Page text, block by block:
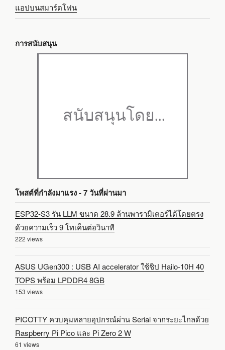
แอปบนสมาร์ตโฟน
การสนับสนุน
โพสต์ที่กำลังมาแรง - 7 วันที่ผ่านมา
ESP32-S3 รัน LLM ขนาด 28.9 ล้านพารามิเตอร์ได้โดยตรง
ด้วยความเร็ว 9 โทเค็นต่อวินาที
222 views
ASUS UGen300 : USB AI accelerator ใช้ชิป Hailo-10H 40
TOPS พร้อม LPDDR4 8GB
153 views
PICOTTY ควบคุมหลายอุปกรณ์ผ่าน Serial จากระยะไกลด้วย
Raspberry Pi Pico และ Pi Zero 2 W
61 views